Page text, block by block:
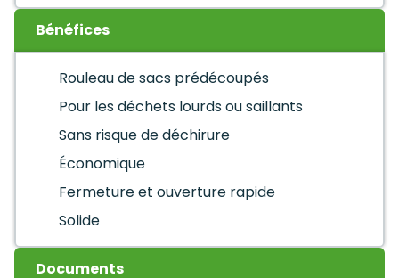
Bénéfices
Rouleau de sacs prédécoupés
Pour les déchets lourds ou saillants
Sans risque de déchirure
Économique
Fermeture et ouverture rapide
Solide
Documents